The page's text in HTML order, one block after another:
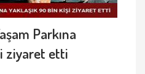
Parkına
ziyaret etti